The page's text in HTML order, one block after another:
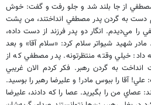
مصطفي از جا بلند شد و جلو رفت و گفت: خوش
دست به گردن پدر مصطفي انداختند، من پشت
مي‌ديدم. انگار دو پدر فرزند از دست داده،
شهيد شيواتر سلام كرد: «سلام آقا» و بعد
داد: خيلي وقته منتظرتونه. پدر مصطفي كه از
به گردن رهبر. فكر كردم الان غريبي
آقا را ببوس مادر! و عليرضا رهبر را بوسيد.
عصاي من را بگيريد. عصا را كه دادند، عليرضا